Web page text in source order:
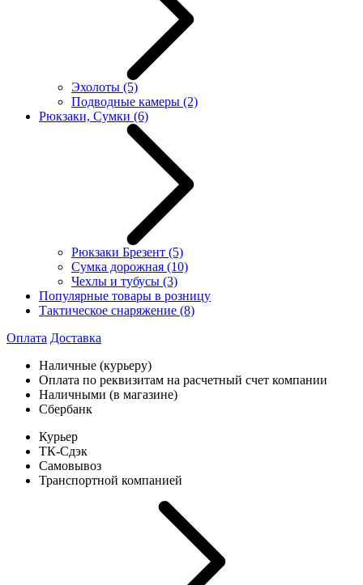
Эхолоты (5)
Подводные камеры (2)
Рюкзаки, Сумки (6)
Рюкзаки Брезент (5)
Сумка дорожная (10)
Чехлы и тубусы (3)
Популярные товары в розницу
Тактическое снаряжение (8)
Оплата Доставка
Наличные (курьеру)
Оплата по реквизитам на расчетный счет компании
Наличными (в магазине)
Сбербанк
Курьер
ТК-Сдэк
Самовывоз
Транспортной компанией